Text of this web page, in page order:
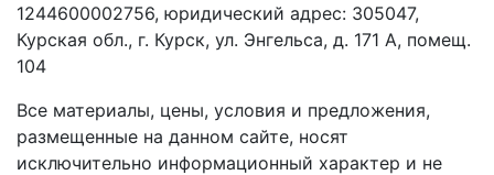
1244600002756, юридический адрес: 305047,
Курская обл., г. Курск, ул. Энгельса, д. 171 А, помещ.
104
Все материалы, цены, условия и предложения,
размещенные на данном сайте, носят
исключительно информационный характер и не